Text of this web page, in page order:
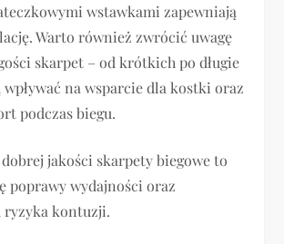
wstawkami zapewniają
Warto również zwrócić uwagę
skarpet – od krótkich po długie
na wsparcie dla kostki oraz
podczas biegu.
jakości skarpety biegowe to
poprawy wydajności oraz
ryzyka kontuzji.